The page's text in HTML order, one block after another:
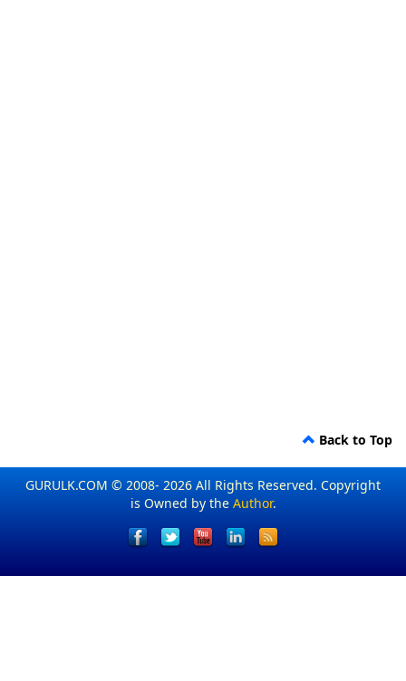
Back to Top
GURULK.COM © 2008- 2026 All Rights Reserved. Copyright
is Owned by the Author.